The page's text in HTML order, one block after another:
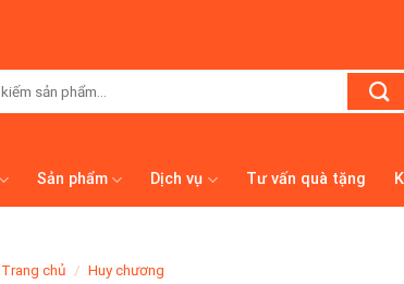
Sản phẩm Dịch vụ Tư vấn quà tặng
Trang chủ / Huy chương